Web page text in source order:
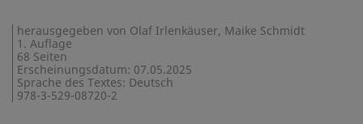
herausgegeben von Olaf Irlenkäuser, Maike Schmidt
1. Auflage
68 Seiten
Erscheinungsdatum: 07.05.2025
Sprache des Textes: Deutsch
978-3-529-08720-2